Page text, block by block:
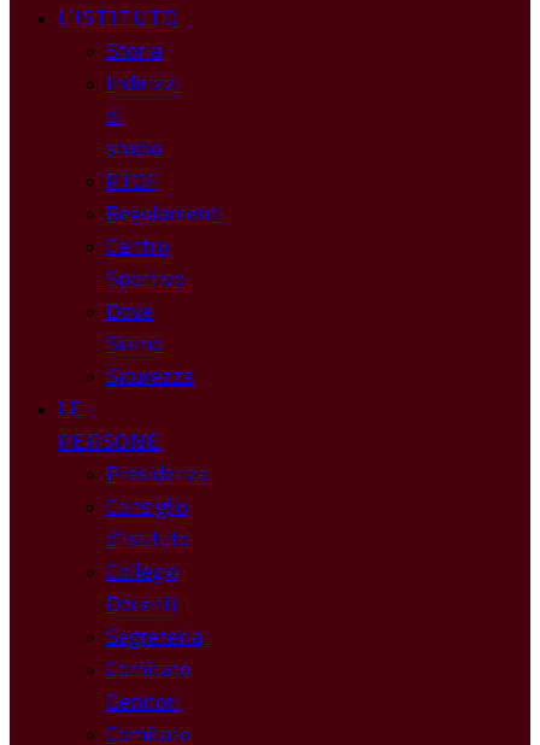
L’ISTITUTO
Storia
Indirizzi
di
studio
PTOF
Regolamenti
Centro
Sportivo
Dove
Siamo
Sicurezza
LE
PERSONE
Presidenza
Consiglio
d’Istituto
Collegio
Docenti
Segreteria
Comitato
Genitori
Comitato